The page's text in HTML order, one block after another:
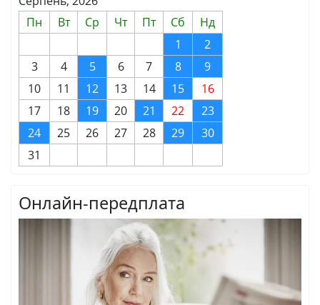
Пн
Вт Ср Чт Пт Сб
Нд
1
2
3
4 5 6 7 8
9
10
11 12 13 14 15
16
17
18 19 20 21 22
23
24
25 26 27 28 29
30
31
Онлайн-передплата